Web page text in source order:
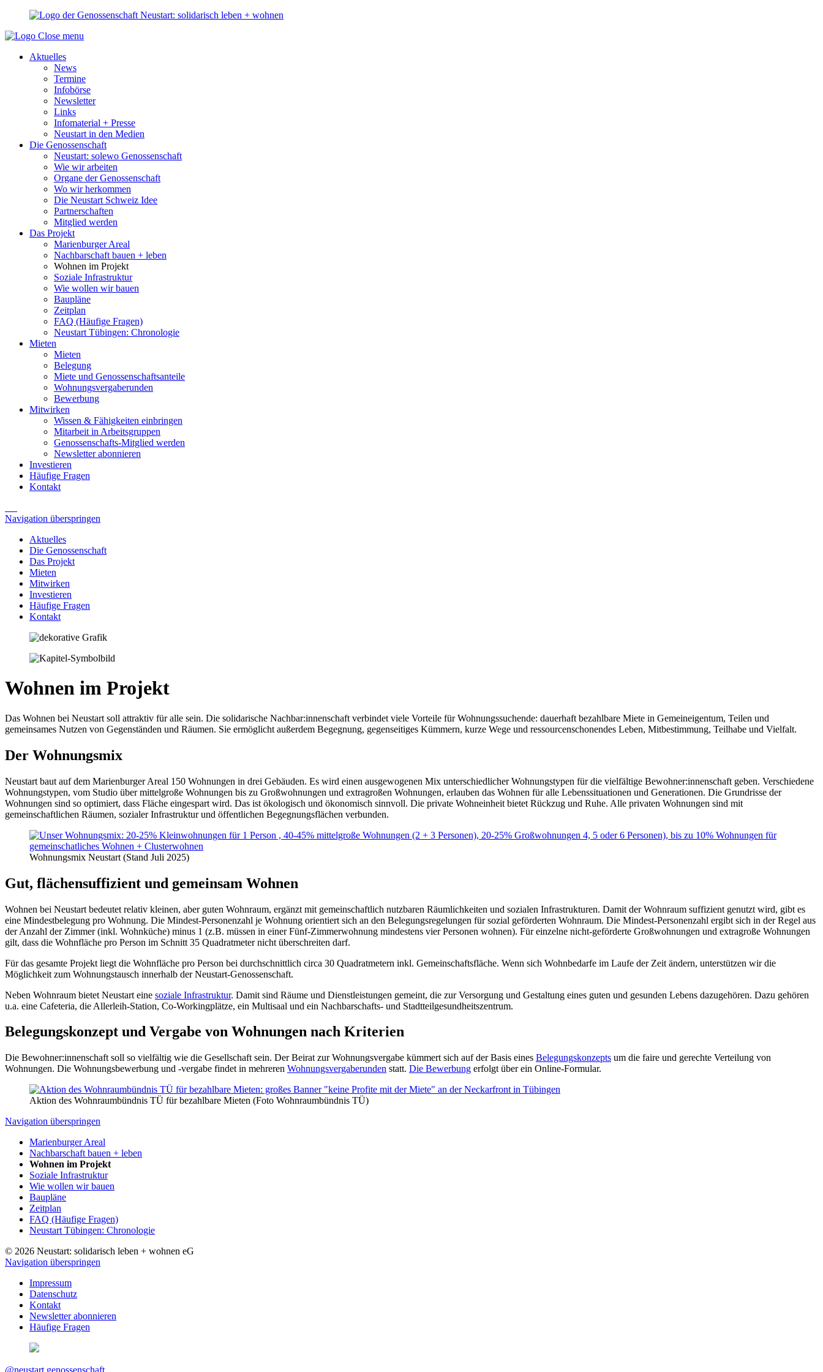
Close menu
Aktuelles
News
Termine
Infobörse
Newsletter
Links
Infomaterial + Presse
Neustart in den Medien
Die Genossenschaft
Neustart: solewo Genossenschaft
Wie wir arbeiten
Organe der Genossenschaft
Wo wir herkommen
Die Neustart Schweiz Idee
Partnerschaften
Mitglied werden
Das Projekt
Marienburger Areal
Nachbarschaft bauen + leben
Wohnen im Projekt
Soziale Infrastruktur
Wie wollen wir bauen
Baupläne
Zeitplan
FAQ (Häufige Fragen)
Neustart Tübingen: Chronologie
Mieten
Mieten
Belegung
Miete und Genossenschaftsanteile
Wohnungsvergaberunden
Bewerbung
Mitwirken
Wissen & Fähigkeiten einbringen
Mitarbeit in Arbeitsgruppen
Genossenschafts-Mitglied werden
Newsletter abonnieren
Investieren
Häufige Fragen
Kontakt
Navigation überspringen
Aktuelles
Die Genossenschaft
Das Projekt
Mieten
Mitwirken
Investieren
Häufige Fragen
Kontakt
Wohnen im Projekt
Das Wohnen bei Neustart soll attraktiv für alle sein. Die solidarische Nachbar:innenschaft verbindet viele Vorteile für Wohnungssuchende: dauerhaft bezahlbare Miete in Gemeineigentum, Teilen und
gemeinsames Nutzen von Gegenständen und Räumen. Sie ermöglicht außerdem Begegnung, gegenseitiges Kümmern, kurze Wege und ressourcenschonendes Leben, Mitbestimmung, Teilhabe und Vielfalt.
Der Wohnungsmix
Neustart baut auf dem Marienburger Areal 150 Wohnungen in drei Gebäuden. Es wird einen ausgewogenen Mix unterschiedlicher Wohnungstypen für die vielfältige Bewohner:innenschaft geben. Verschiedene
Wohnungstypen, vom Studio über mittelgroße Wohnungen bis zu Großwohnungen und extragroßen Wohnungen, erlauben das Wohnen für alle Lebenssituationen und Generationen. Die Grundrisse der
Wohnungen sind so optimiert, dass Fläche eingespart wird. Das ist ökologisch und ökonomisch sinnvoll. Die private Wohneinheit bietet Rückzug und Ruhe. Alle privaten Wohnungen sind mit
gemeinschaftlichen Räumen, sozialer Infrastruktur und öffentlichen Begegnungsflächen verbunden.
Wohnungsmix Neustart (Stand Juli 2025)
Gut, flächensuffizient und gemeinsam Wohnen
Wohnen bei Neustart bedeutet relativ kleinen, aber guten Wohnraum, ergänzt mit gemeinschaftlich nutzbaren Räumlichkeiten und sozialen Infrastrukturen. Damit der Wohnraum suffizient genutzt wird, gibt es
eine Mindestbelegung pro Wohnung. Die Mindest-Personenzahl je Wohnung orientiert sich an den Belegungsregelungen für sozial geförderten Wohnraum. Die Mindest-Personenzahl ergibt sich in der Regel aus
der Anzahl der Zimmer (inkl. Wohnküche) minus 1 (z.B. müssen in einer Fünf-Zimmerwohnung mindestens vier Personen wohnen). Für einzelne nicht-geförderte Großwohnungen und extragroße Wohnungen
gilt, dass die Wohnfläche pro Person im Schnitt 35 Quadratmeter nicht überschreiten darf.
Für das gesamte Projekt liegt die Wohnfläche pro Person bei durchschnittlich circa 30 Quadratmetern inkl. Gemeinschaftsfläche. Wenn sich Wohnbedarfe im Laufe der Zeit ändern, unterstützen wir die
Möglichkeit zum Wohnungstausch innerhalb der Neustart-Genossenschaft.
Neben Wohnraum bietet Neustart eine soziale Infrastruktur. Damit sind Räume und Dienstleistungen gemeint, die zur Versorgung und Gestaltung eines guten und gesunden Lebens dazugehören. Dazu gehören
u.a. eine Cafeteria, die Allerleih-Station, Co-Workingplätze, ein Multisaal und ein Nachbarschafts- und Stadtteilgesundheitszentrum.
Belegungskonzept und Vergabe von Wohnungen nach Kriterien
Die Bewohner:innenschaft soll so vielfältig wie die Gesellschaft sein. Der Beirat zur Wohnungsvergabe kümmert sich auf der Basis eines Belegungskonzepts um die faire und gerechte Verteilung von
Wohnungen. Die Wohnungsbewerbung und -vergabe findet in mehreren Wohnungsvergaberunden statt. Die Bewerbung erfolgt über ein Online-Formular.
Aktion des Wohnraumbündnis TÜ für bezahlbare Mieten (Foto Wohnraumbündnis TÜ)
Navigation überspringen
Marienburger Areal
Nachbarschaft bauen + leben
Wohnen im Projekt
Soziale Infrastruktur
Wie wollen wir bauen
Baupläne
Zeitplan
FAQ (Häufige Fragen)
Neustart Tübingen: Chronologie
© 2026 Neustart: solidarisch leben + wohnen eG
Navigation überspringen
Impressum
Datenschutz
Kontakt
Newsletter abonnieren
Häufige Fragen